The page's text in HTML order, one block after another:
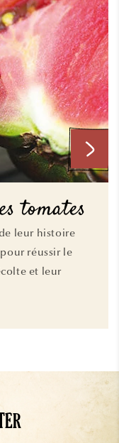
tomates
leur histoire
réussir le
et leur